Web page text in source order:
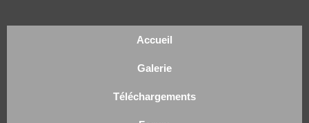
Accueil
Galerie
Téléchargements